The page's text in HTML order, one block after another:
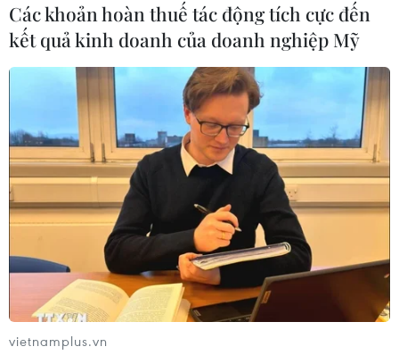
Các khoản hoàn thuế tác động tích cực đến
kết quả kinh doanh của doanh nghiệp Mỹ
vietnamplus.vn